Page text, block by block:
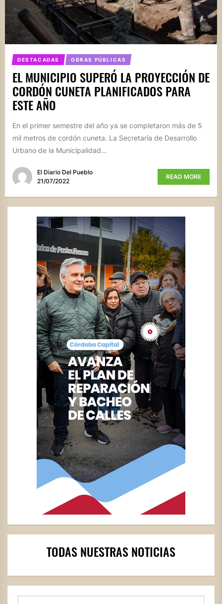
DESTACADAS OBRAS PÚBLICAS
EL MUNICIPIO SUPERÓ LA PROYECCIÓN DE
CORDÓN CUNETA PLANIFICADOS PARA
ESTE AÑO
En el primer semestre del año ya se completaron más de 5
mil metros de cordón cuneta. La Secretaría de Desarrollo
Urbano de la Municipalidad...
El Diario Del Pueblo
21/07/2022
READ MORE
TODAS NUESTRAS NOTICIAS